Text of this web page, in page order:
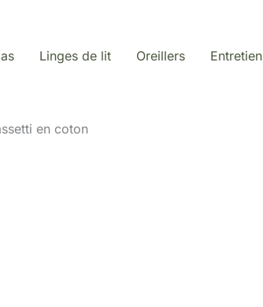
Linges de lit Oreillers Entretien
en coton